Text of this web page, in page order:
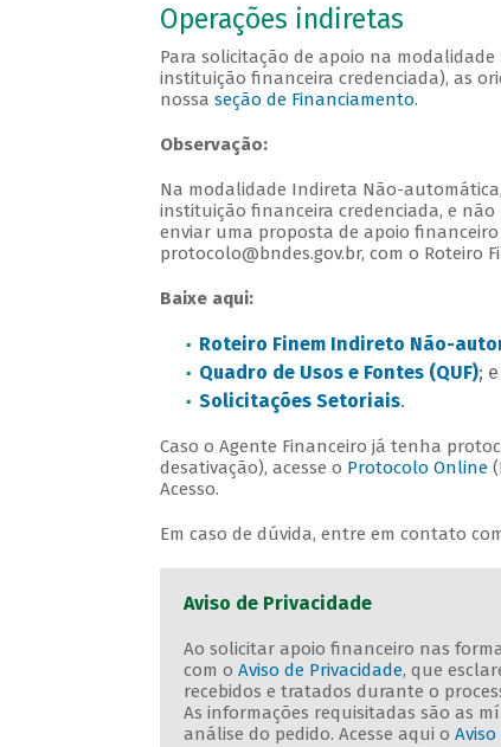
Operações indiretas
Para solicitação de apoio na
instituição financeira credenciada), as
nossa seção de Financiamento.
Observação:
Na modalidade Indireta Não-
instituição financeira credenciada, e
enviar uma proposta de apoio
protocolo@bndes.gov.br, com o Roteiro
Baixe aqui:
Roteiro Finem Indireto Não-
Quadro de Usos e Fontes (QUF); e
Solicitações Setoriais.
Caso o Agente Financeiro já tenha
desativação), acesse o Protocolo Online
Acesso.
Em caso de dúvida, entre em contato
Aviso de Privacidade
Ao solicitar apoio financeiro nas
com o Aviso de Privacidade, que
recebidos e tratados durante o
As informações requisitadas são as
análise do pedido. Acesse aqui o